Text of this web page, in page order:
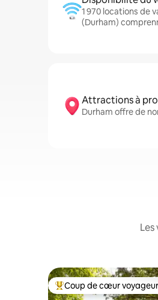
1 970 locations de
(Durham)
Attractions à
Durham offre de
Coups de cœur
Coup de cœur